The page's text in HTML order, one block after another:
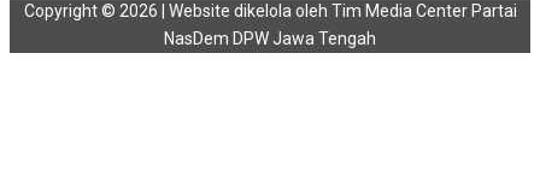
Copyright © 2026 | Website dikelola oleh Tim Media Center Partai
NasDem DPW Jawa Tengah